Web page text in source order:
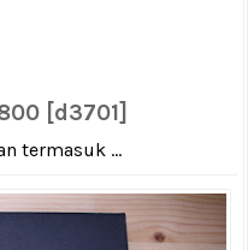
[d3701]
termasuk ...